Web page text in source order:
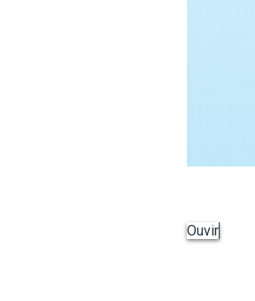
Ouvir